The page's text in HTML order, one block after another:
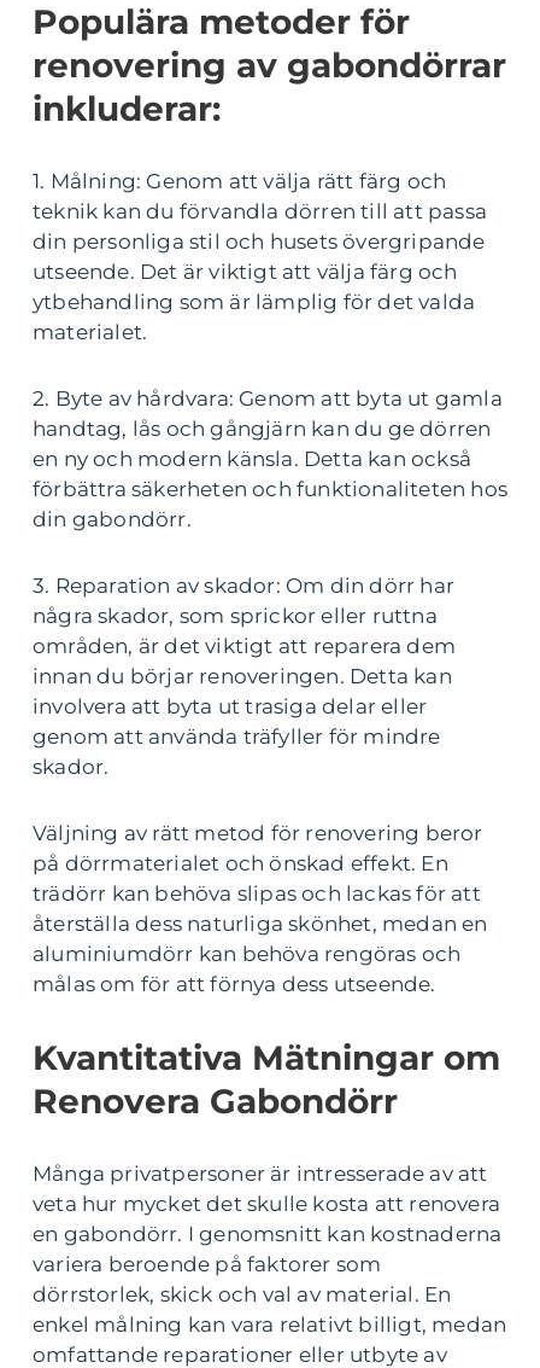
Populära metoder för
renovering av gabondörrar
inkluderar:
1. Målning: Genom att välja rätt färg och
teknik kan du förvandla dörren till att passa
din personliga stil och husets övergripande
utseende. Det är viktigt att välja färg och
ytbehandling som är lämplig för det valda
materialet.
2. Byte av hårdvara: Genom att byta ut gamla
handtag, lås och gångjärn kan du ge dörren
en ny och modern känsla. Detta kan också
förbättra säkerheten och funktionaliteten hos
din gabondörr.
3. Reparation av skador: Om din dörr har
några skador, som sprickor eller ruttna
områden, är det viktigt att reparera dem
innan du börjar renoveringen. Detta kan
involvera att byta ut trasiga delar eller
genom att använda träfyller för mindre
skador.
Väljning av rätt metod för renovering beror
på dörrmaterialet och önskad effekt. En
trädörr kan behöva slipas och lackas för att
återställa dess naturliga skönhet, medan en
aluminiumdörr kan behöva rengöras och
målas om för att förnya dess utseende.
Kvantitativa Mätningar om
Renovera Gabondörr
Många privatpersoner är intresserade av att
veta hur mycket det skulle kosta att renovera
en gabondörr. I genomsnitt kan kostnaderna
variera beroende på faktorer som
dörrstorlek, skick och val av material. En
enkel målning kan vara relativt billigt, medan
omfattande reparationer eller utbyte av